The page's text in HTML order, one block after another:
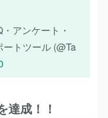
アンケート・
トツール (@Ta
達成！！